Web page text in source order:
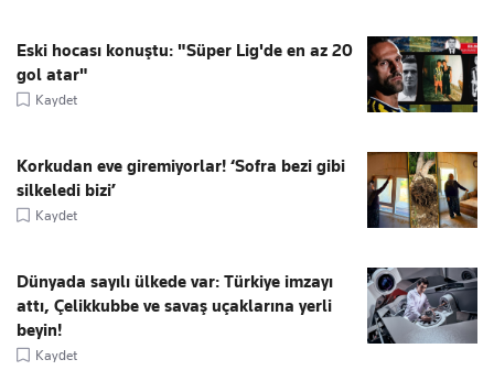
Eski hocası konuştu: "Süper Lig'de en az 20
gol atar"
Kaydet
Korkudan eve giremiyorlar! ‘Sofra bezi gibi
silkeledi bizi’
Kaydet
Dünyada sayılı ülkede var: Türkiye imzayı
attı, Çelikkubbe ve savaş uçaklarına yerli
beyin!
Kaydet